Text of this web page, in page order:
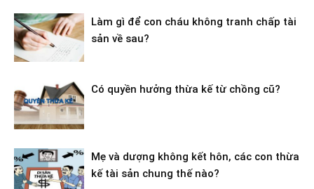
Làm gì để con cháu không tranh chấp tài
sản về sau?
Có quyền hưởng thừa kế từ chồng cũ?
Mẹ và dượng không kết hôn, các con thừa
kế tài sản chung thế nào?